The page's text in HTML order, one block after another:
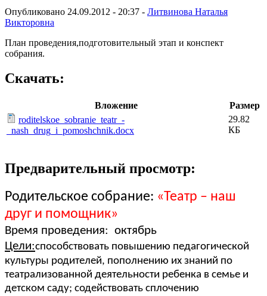
Опубликовано 24.09.2012 - 20:37 - Литвинова Наталья
Викторовна
План проведения,подготовительный этап и конспект
собрания.
Скачать:
Вложение
Размер
roditelskoe_sobranie_teatr_-
_nash_drug_i_pomoshchnik.docx
29.82
КБ
Предварительный просмотр:
Родительское собрание: «Театр – наш
друг и помощник»
Время проведения: октябрь
Цели:способствовать повышению педагогической
культуры родителей, пополнению их знаний по
театрализованной деятельности ребенка в семье и
детском саду; содействовать сплочению